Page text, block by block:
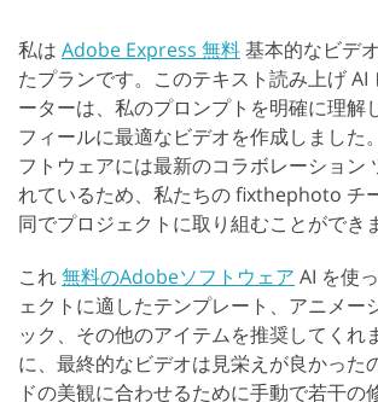
私は Adobe Express 無料基本的なビデ
たプランです。このテキスト読み上げ AI
ーターは、私のプロンプトを明確に理解
フィールに最適なビデオを作成しました
フトウェアには最新のコラボレーション
れているため、私たちの fixthephoto チ
同でプロジェクトに取り組むことができ
これ無料のAdobeソフトウェア AI を使
ェクトに適したテンプレート、アニメー
ック、その他のアイテムを推奨してくれ
に、最終的なビデオは見栄えが良かった
ドの美観に合わせるために手動で若干の